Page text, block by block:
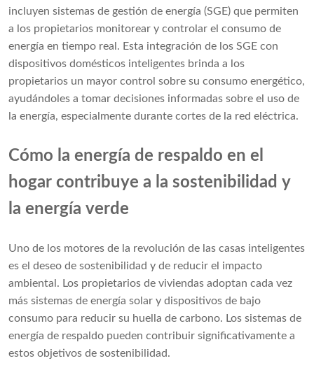
incluyen sistemas de gestión de energía (SGE) que permiten
a los propietarios monitorear y controlar el consumo de
energía en tiempo real. Esta integración de los SGE con
dispositivos domésticos inteligentes brinda a los
propietarios un mayor control sobre su consumo energético,
ayudándoles a tomar decisiones informadas sobre el uso de
la energía, especialmente durante cortes de la red eléctrica.
Cómo la energía de respaldo en el
hogar contribuye a la sostenibilidad y
la energía verde
Uno de los motores de la revolución de las casas inteligentes
es el deseo de sostenibilidad y de reducir el impacto
ambiental. Los propietarios de viviendas adoptan cada vez
más sistemas de energía solar y dispositivos de bajo
consumo para reducir su huella de carbono. Los sistemas de
energía de respaldo pueden contribuir significativamente a
estos objetivos de sostenibilidad.